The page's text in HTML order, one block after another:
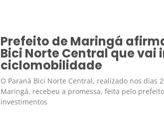
Prefeito de Maringá
Bici Norte Central que vai
ciclomobilidade
O Paraná Bici Norte Central, realizado nos dias
Maringá, recebeu a promessa, feita pelo
investimentos